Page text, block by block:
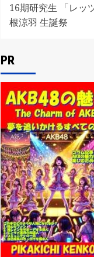
16期研究生 「レッ
根涼羽 生誕祭
PR